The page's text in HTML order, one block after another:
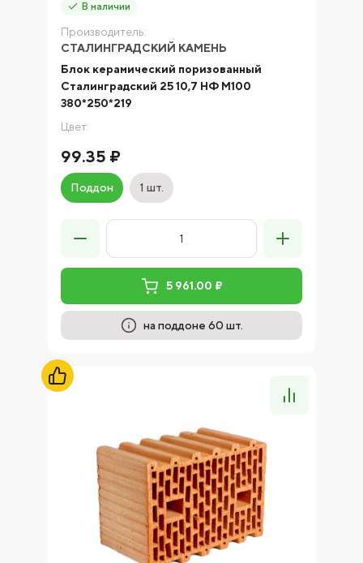
В наличии
Производитель:
СТАЛИНГРАДСКИЙ КАМЕНЬ
Блок керамический поризованный
Сталинградский 25 10,7 НФ М100
380*250*219
Цвет:
99.35 ₽
Поддон 1 шт.
5 961.00 ₽
на поддоне 60 шт.